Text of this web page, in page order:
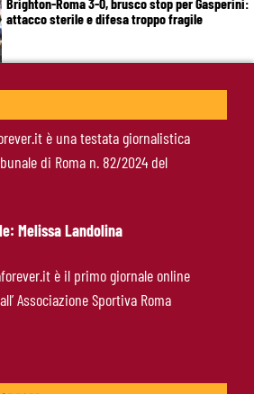
attacco sterile e difesa troppo fragile
McKennie sorprende tutti: “Il mio idolo era
Molina-Roma, arrivo oggi: il passaporto può
sbloccare un altro colpo
è una testata giornalistica
di Roma n. 82/2024 del
Melissa Landolina
è il primo giornale online
Associazione Sportiva Roma